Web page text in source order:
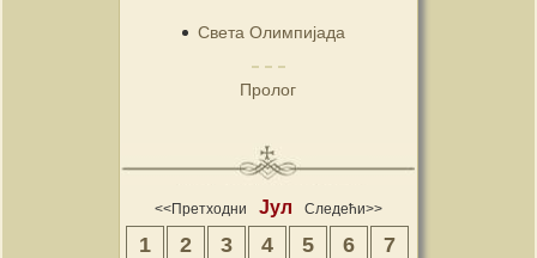
Света Олимпијада
Пролог
<<Претходни Јул Следећи>>
1 2 3 4 5 6
7